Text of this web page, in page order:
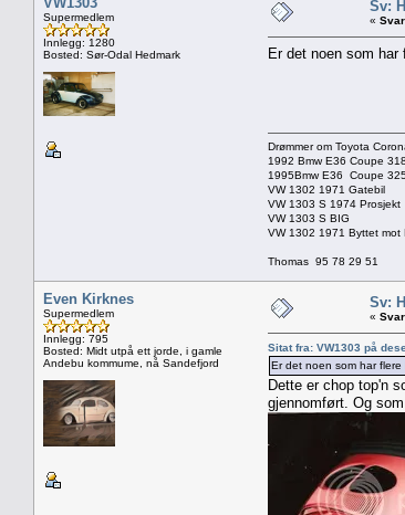
Supermedlem
Innlegg: 1280
Bosted: Sør-Odal Hedmark
Sv:
«
Er det noen som har
Drømmer om Toyota
1992 Bmw E36 Coupe
1995Bmw E36 Coupe
VW 1302 1971 Gatebil
VW 1303 S 1974 Prosjekt
VW 1303 S BIG
VW 1302 1971 Byttet mot
Thomas 95 78 29 51
Even Kirknes
Supermedlem
Innlegg: 795
Bosted: Midt utpå ett jorde, i gamle
Andebu kommume, nå Sandefjord
Sv:
«
Sitat fra: VW1303 på
Er det noen som har
Dette er chop top'n
gjennomført. Og